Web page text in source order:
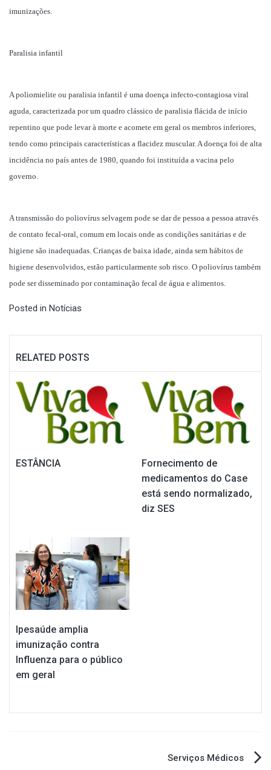
imunizações.
Paralisia infantil
A poliomielite ou paralisia infantil é uma doença infecto-contagiosa viral
aguda, caracterizada por um quadro clássico de paralisia flácida de início
repentino que pode levar à morte e acomete em geral os membros inferiores,
tendo como principais características a flacidez muscular. A doença foi de alta
incidência no país antes de 1980, quando foi instituída a vacina pelo
governo.
A transmissão do poliovírus selvagem pode se dar de pessoa a pessoa através
de contato fecal-oral, comum em locais onde as condições sanitárias e de
higiene são inadequadas. Crianças de baixa idade, ainda sem hábitos de
higiene desenvolvidos, estão particularmente sob risco. O poliovírus também
pode ser disseminado por contaminação fecal de água e alimentos.
Posted in Notícias
RELATED POSTS
ESTÂNCIA
Fornecimento de
medicamentos do Case
está sendo normalizado,
diz SES
Ipesaúde amplia
imunização contra
Influenza para o público
em geral
Serviços Médicos